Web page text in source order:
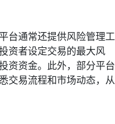
台通常还提供风险管理工
资者设定交易的最大风
资资金。此外，部分平台
交易流程和市场动态，从